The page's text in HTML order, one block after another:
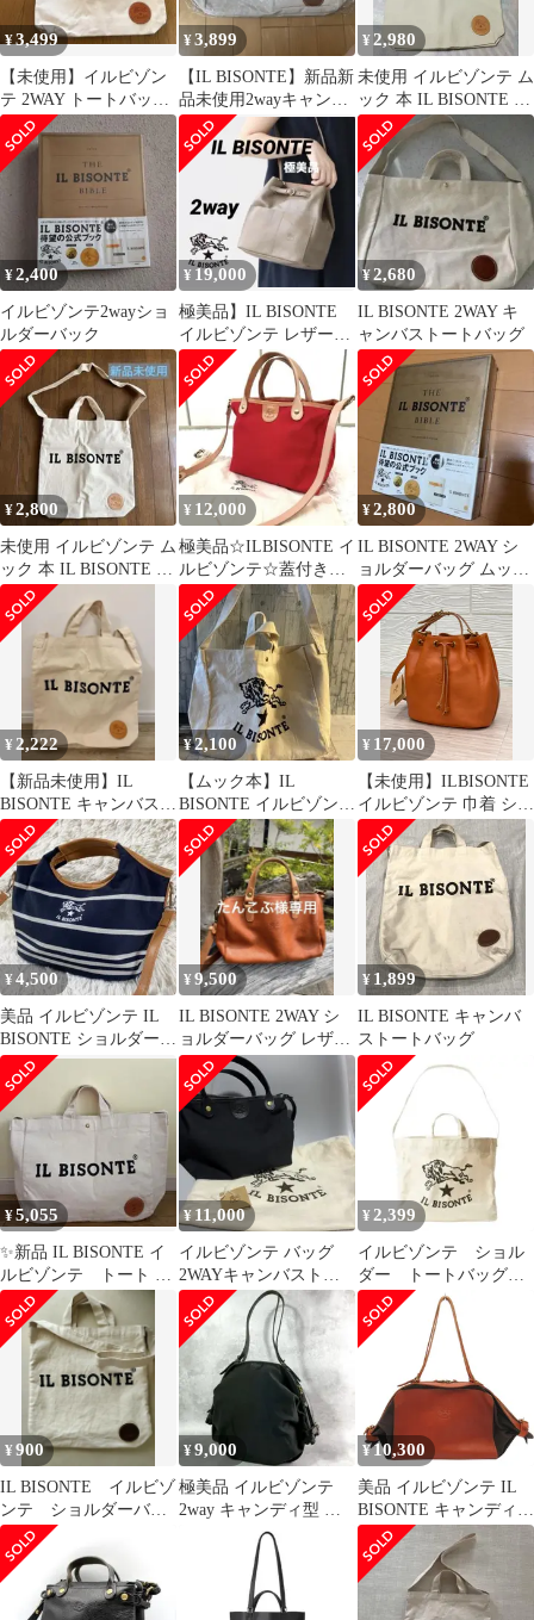
¥3,499
【未使用】イルビゾン
テ 2WAY トートバッグ
ショルダーバッグ 生成
り
¥3,899
【IL BISONTE】新品新
品未使用2wayキャンバ
ス トートバッグショ
ルダー
¥2,980
未使用 イルビゾンテ ム
ック 本 IL BISONTE ト
ートバッグ
¥2,400
イルビゾンテ2wayショ
ルダーバック
¥ 19,000
極美品】IL BISONTE
イルビゾンテ レザー
2way ショルダーバッグ
¥2,680
IL BISONTE 2WAY キ
ャンバストートバッグ
¥2,800
未使用 イルビゾンテ ム
ック 本 IL BISONTE ト
ートバッグ
¥ 12,000
極美品☆ILBISONTE イ
ルビゾンテ☆蓋付き
☆2way ショルダーバッ
グ 革
¥2,800
IL BISONTE 2WAY シ
ョルダーバッグ ムック
本
¥ 2,222
【新品未使用】IL
BISONTE キャンバス
2wayトートバッグ
¥2,100
【ムック本】IL
BISONTE イルビゾン
テ キャンバス トート
バッグ
¥ 17,000
【未使用】ILBISONTE
イルビゾンテ 巾着 ショ
ルダーバッグ ハンドバ
ッグ トートバッグ
2way 管理番号 5213
¥4,500
美品 イルビゾンテ IL
BISONTE ショルダーバ
ッグ ボーダー 2way
¥9,500
IL BISONTE 2WAY シ
ョルダーバッグ レザー
バッグ
¥ 1,899
IL BISONTE キャンバ
ストートバッグ
¥5,055
✨新品 IL BISONTE イ
ルビゾンテ トート シ
ョルダー 2way
¥ 11,000
イルビゾンテ バッグ
2WAYキャンバストー
トバッグ ショルダーバ
ッグ
¥ 2,399
イルビゾンテ ショル
ダー トートバッグ
2way
¥900
IL BISONTE イルビゾ
ンテ ショルダーバッ
グ トートバッグ
¥9,000
極美品 イルビゾンテ
2way キャンディ型 折
りたたみ トートバッグ
¥10,300
美品 イルビゾンテ IL
BISONTE キャンディバ
ッグ 2WAY ショルダー
バッグ トートバッグ 肩
掛け カバン 鞄 レザー
× キャンバス ブラウン